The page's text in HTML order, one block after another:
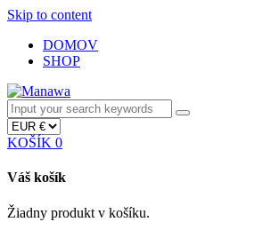
Skip to content
DOMOV
SHOP
KOŠÍK 0
Váš košík
Žiadny produkt v košíku.